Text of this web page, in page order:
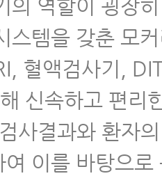
의 역할이 굉장
템을 갖춘 모
혈액검사기,
신속하고 편리
사결과와 환자
이를 바탕으로